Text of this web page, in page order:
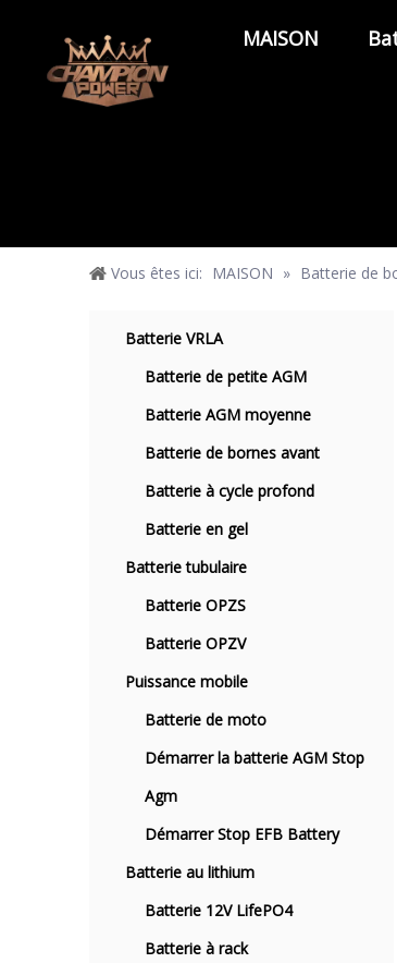
MAISON
Vous êtes ici: MAISON » Batterie de
Batterie VRLA
Batterie de petite AGM
Batterie AGM moyenne
Batterie de bornes avant
Batterie à cycle profond
Batterie en gel
Batterie tubulaire
Batterie OPZS
Batterie OPZV
Puissance mobile
Batterie de moto
Démarrer la batterie AGM Stop
Agm
Démarrer Stop EFB Battery
Batterie au lithium
Batterie 12V LifePO4
Batterie à rack